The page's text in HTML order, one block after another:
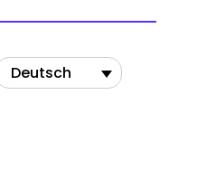
Deutsch